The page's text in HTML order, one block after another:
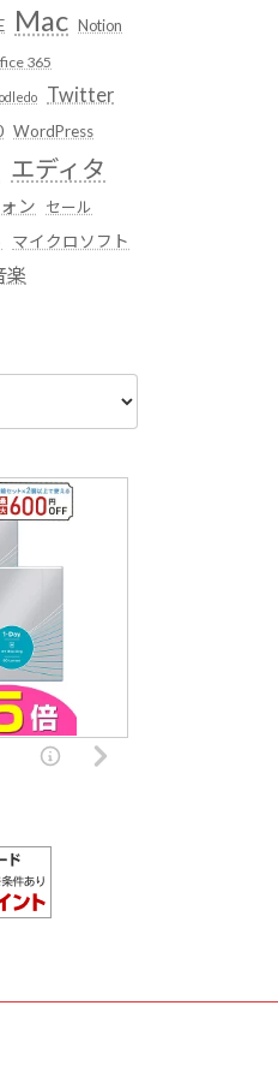
Mac Notion
365
Twitter
WordPress
エディタ
ン セール
マイクロソフト
楽